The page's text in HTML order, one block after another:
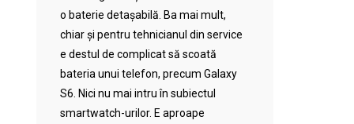
o baterie detașabilă. Ba mai mult,
chiar și pentru tehnicianul din service
e destul de complicat să scoată
bateria unui telefon, precum Galaxy
S6. Nici nu mai intru în subiectul
smartwatch-urilor. E aproape